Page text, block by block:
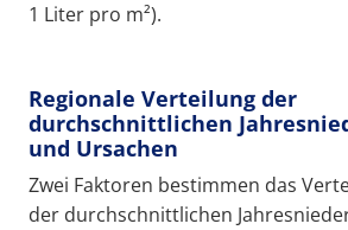
1 Liter pro m²).
Regionale Verteilung der
durchschnittlichen
und Ursachen
Zwei Faktoren bestimmen das
der durchschnittlichen